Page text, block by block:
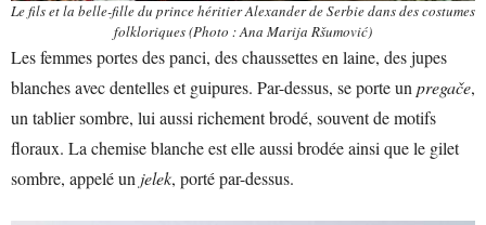
Le fils et la belle-fille du prince héritier Alexander de Serbie dans des costumes
folkloriques (Photo : Ana Marija Ršumović)
Les femmes portes des panci, des chaussettes en laine, des jupes
blanches avec dentelles et guipures. Par-dessus, se porte unpregače,
un tablier sombre, lui aussi richement brodé, souvent de motifs
floraux. La chemise blanche est elle aussi brodée ainsi que le gilet
sombre, appelé un jelek, porté par-dessus.